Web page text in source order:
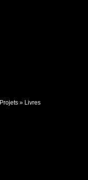
Projets» Livres